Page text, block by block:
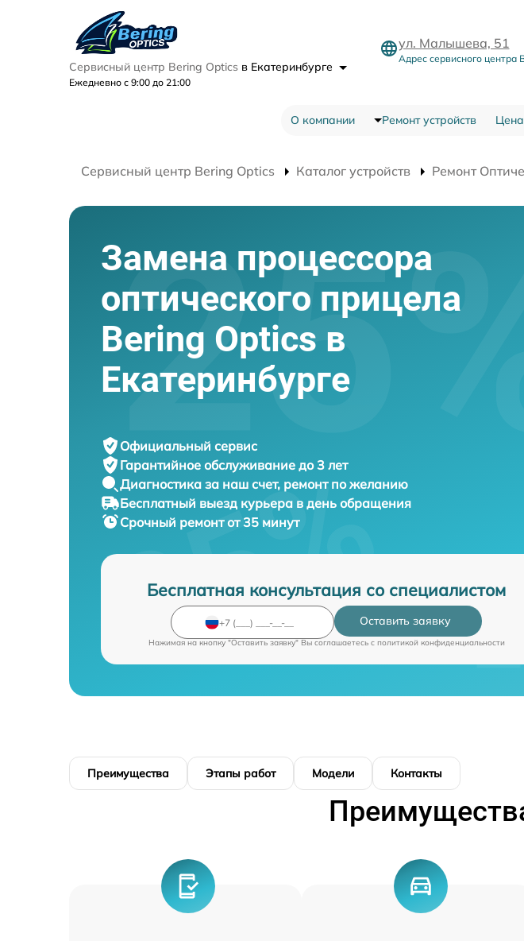
Сервисный центр Bering Optics в Екатеринбурге
Ежедневно с 9:00 до 21:00
ул. Малышева, 51
Адрес сервисного центра
О компании Ремонт устройств
Сервисный центр Bering Optics Каталог устройств Ремонт
Замена процессора
оптического прицела
Bering Optics в
Екатеринбурге
Официальный сервис
Гарантийное обслуживание до 3 лет
Диагностика за наш счет, ремонт по желанию
Бесплатный выезд курьера в день обращения
Срочный ремонтот 35 минут
Бесплатная консультация со специалистом
Оставить заявку
Нажимая на кнопку "Оставить заявку" Вы соглашаетесь c политикой конфиденциальности
Преимущества Этапы работ Модели Контакты